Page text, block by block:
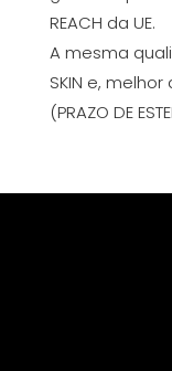
REACH da UE.
A mesma
SKIN e, melhor
(PRAZO DE